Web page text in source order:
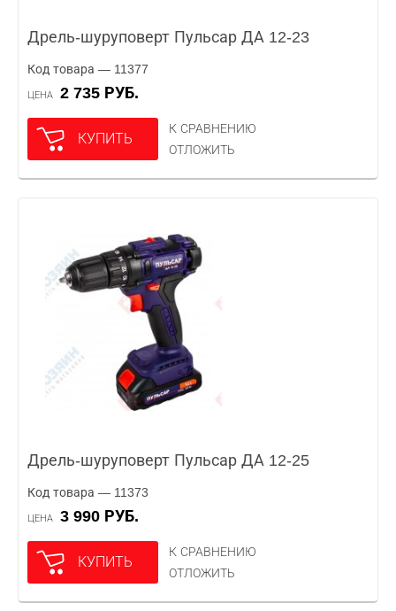
Дрель-шуруповерт Пульсар ДА 12-23
Код товара — 11377
ЦЕНА 2 735 РУБ.
КУПИТЬ
К СРАВНЕНИЮ
ОТЛОЖИТЬ
Дрель-шуруповерт Пульсар ДА 12-25
Код товара — 11373
ЦЕНА 3 990 РУБ.
КУПИТЬ
К СРАВНЕНИЮ
ОТЛОЖИТЬ